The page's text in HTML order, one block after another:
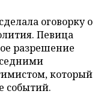
оговорку о
Певица
разрешение
который
событий.